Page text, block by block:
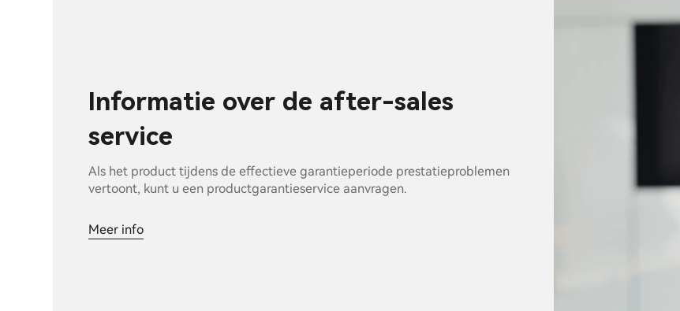
Informatie over de after-sales
service
Als het product tijdens de effectieve garantieperiode prestatieproblemen
vertoont, kunt u een productgarantieservice aanvragen.
Meer info